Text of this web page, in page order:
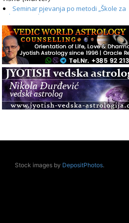
Seminar pjevanja po metodi „Škole za
otkrivanje glasa“
20.08.
Online
Radionica: Pomagači iz drugih
– otvoreno za sve
21.08.
Zagreb+Online
Osnovni ThetaHealing® tečaj, Zagreb i
22.08.
Pula
ZagrebStock images by DepositPhotos.